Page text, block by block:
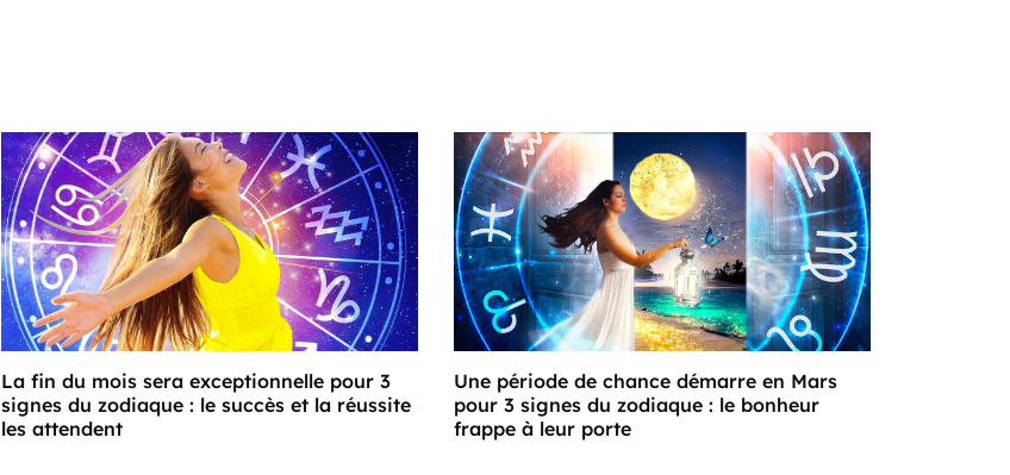
La fin du mois sera exceptionnelle pour 3
signes du zodiaque : le succès et la réussite
les attendent
Une période de chance démarre en Mars
pour 3 signes du zodiaque : le bonheur
frappe à leur porte